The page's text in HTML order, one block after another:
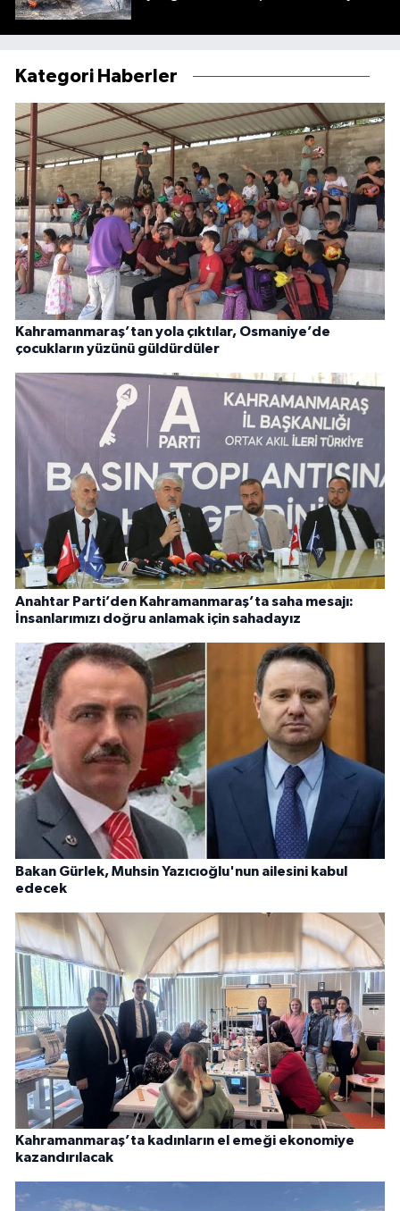
Kategori Haberler
Kahramanmaraş’tan yola çıktılar, Osmaniye’de
çocukların yüzünü güldürdüler
Anahtar Parti’den Kahramanmaraş’ta saha mesajı:
İnsanlarımızı doğru anlamak için sahadayız
Bakan Gürlek, Muhsin Yazıcıoğlu'nun ailesini kabul
edecek
Kahramanmaraş’ta kadınların el emeği ekonomiye
kazandırılacak